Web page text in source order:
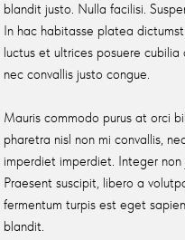
blandit justo. Nulla facilisi.
In hac habitasse platea
luctus et ultrices posuere
nec convallis justo congue.
Mauris commodo purus at orci
pharetra nisl non mi convallis,
imperdiet imperdiet. Integer non
Praesent suscipit, libero a
fermentum turpis est eget
blandit.